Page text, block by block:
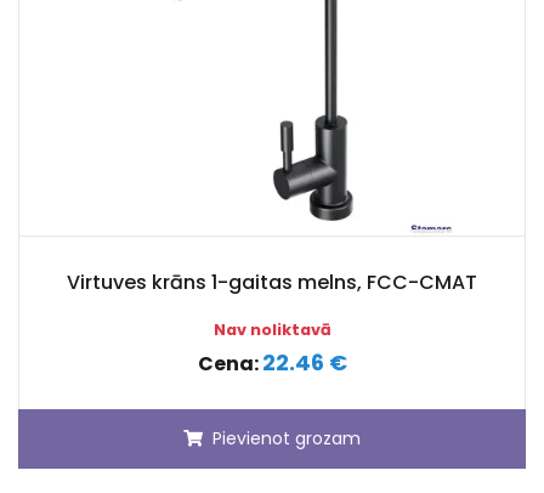
Virtuves krāns 1-gaitas melns, FCC-CMAT
Nav noliktavā
Cena:22.46 €
Pievienot grozam